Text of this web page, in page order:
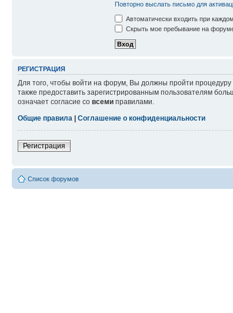
Повторно выслать письмо для
Автоматически входить при
Скрыть мое пребывание на
РЕГИСТРАЦИЯ
Для того, чтобы войти на форум, Вы должны пройти
также предоставить зарегистрированным пользователям
означает согласие со всеми правилами.
Общие правила | Соглашение о конфиденциальности
Регистрация
Список форумов